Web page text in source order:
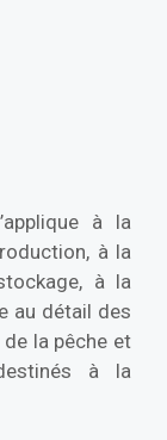
à la
à la
à la
au détail des
la pêche et
à la